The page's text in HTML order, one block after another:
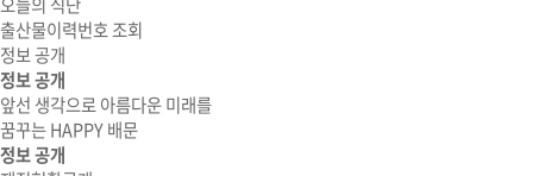
출산물이력번호 조회
정보 공개
정보 공개
앞선 생각으로 아름다운 미래를
꿈꾸는 HAPPY 배문
정보 공개